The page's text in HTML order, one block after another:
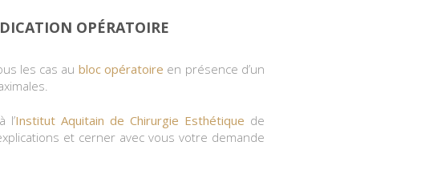
OPÉRATOIRE
les cas au bloc opératoire en présence d’un
l’Institut Aquitain de Chirurgie Esthétique de
et cerner avec vous votre demande